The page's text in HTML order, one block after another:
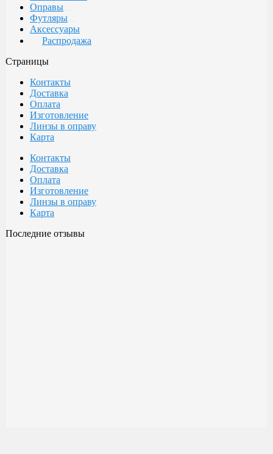
Оправы
Футляры
Аксессуары
Распродажа
Страницы
Контакты
Доставка
Оплата
Изготовление
Линзы в оправу
Карта
Контакты
Доставка
Оплата
Изготовление
Линзы в оправу
Карта
Последние отзывы